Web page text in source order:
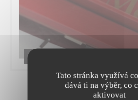
Tato stránka využívá
dává ti na výběr, co
aktivovat